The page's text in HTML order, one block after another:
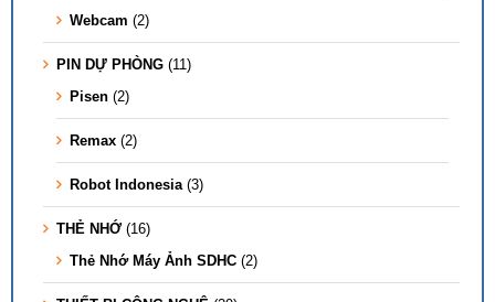
Webcam (2)
PIN DỰ PHÒNG (11)
Pisen (2)
Remax (2)
Robot Indonesia (3)
THẺ NHỚ (16)
Thẻ Nhớ Máy Ảnh SDHC (2)